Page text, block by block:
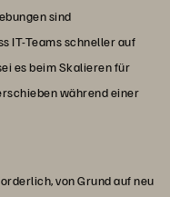
sind
IT-Teams schneller auf
es beim Skalieren für
während einer
von Grund auf neu